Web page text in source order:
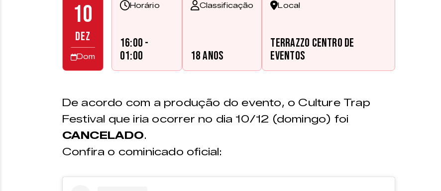
10
DEZ
Dom
Horário
16:00 -
01:00
Classificação
18 anos
Local
Terrazzo Centro de
Eventos
De acordo com a produção do evento, o Culture Trap
Festival que iria ocorrer no dia 10/12 (domingo) foi
CANCELADO.
Confira o cominicado oficial: